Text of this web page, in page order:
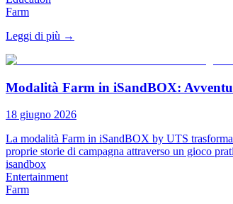
Farm
Leggi di più →
Modalità Farm in iSandBOX:
18 giugno 2026
La modalità Farm in iSandBOX by UTS
proprie storie di campagna attraverso un gioco
isandbox
Entertainment
Farm